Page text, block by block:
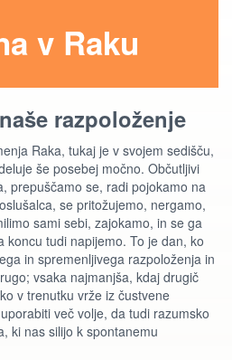
v Raku
razpoloženje
Raka, tukaj je v svojem sedišču,
še posebej močno. Občutljivi
prepuščamo se, radi pojokamo na
se pritožujemo, nergamo,
sami sebi, zajokamo, in se ga
koncu tudi napijemo. To je dan, ko
in spremenljivega razpoloženja in
vsaka najmanjša, kdaj drugič
v trenutku vrže iz čustvene
več volje, da tudi razumsko
ki nas silijo k spontanemu